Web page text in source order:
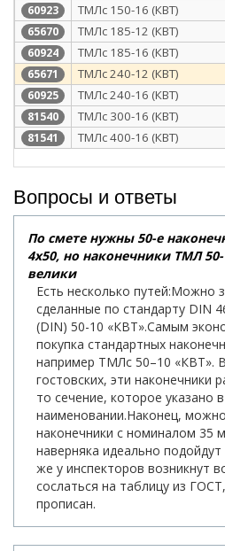
60923 ТМЛс 150-16 (КВТ)
65670 ТМЛс 185-12 (КВТ)
60924 ТМЛс 185-16 (КВТ)
65671 ТМЛс 240-12 (КВТ)
60925 ТМЛс 240-16 (КВТ)
81540 ТМЛс 300-16 (КВТ)
81541 ТМЛс 400-16 (КВТ)
Вопросы и ответы
По смете нужны 50-е
4х50, но наконечники ТМЛ
велики
Есть несколько путей:Можно
сделанные по стандарту DIN
(DIN) 50-10 «КВТ».Самым
покупка стандартных
например ТМЛс 50–10 «КВТ».
гостовских, эти наконечники
то сечение, которое указано в
наименовании.Наконец,
наконечники с номиналом 35
наверняка идеально
же у инспекторов возникнут
сослаться на таблицу из
прописан.